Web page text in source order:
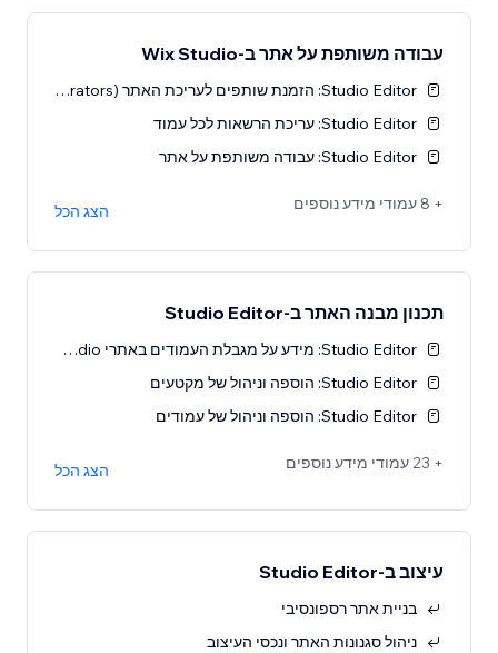
עבודה משותפת על אתר ב-Wix Studio
Studio Editor: הזמנת שותפים לעריכת האתר (Collaborators)
Studio Editor: עריכת הרשאות לכל עמוד
Studio Editor: עבודה משותפת על אתר
+ 8 עמודי מידע נוספים הצג הכל
תכנון מבנה האתר ב-Studio Editor
Studio Editor: מידע על מגבלת העמודים באתרי Studio
Studio Editor: הוספה וניהול של מקטעים
Studio Editor: הוספה וניהול של עמודים
+ 23 עמודי מידע נוספים הצג הכל
עיצוב ב-Studio Editor
בניית אתר רספונסיבי
ניהול סגנונות האתר ונכסי העיצוב